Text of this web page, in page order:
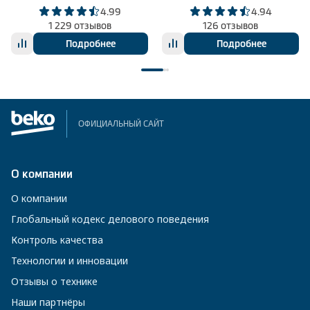
4.99
1 229 отзывов
Подробнее
4.94
126 отзывов
Подробнее
ОФИЦИАЛЬНЫЙ САЙТ
О компании
О компании
Глобальный кодекс делового поведения
Контроль качества
Технологии и инновации
Отзывы о технике
Наши партнёры